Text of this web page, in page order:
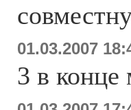
01.03.2007
3 в конце